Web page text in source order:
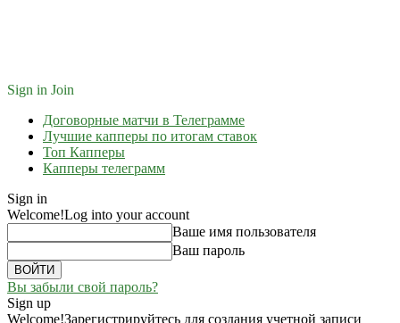
Sign in Join
Договорные матчи в Телеграмме
Лучшие капперы по итогам ставок
Топ Капперы
Капперы телеграмм
Sign in
Welcome!Log into your account
Ваше имя пользователя
Ваш пароль
Вы забыли свой пароль?
Sign up
Welcome!Зарегистрируйтесь для создания учетной записи